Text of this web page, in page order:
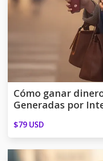
Cómo ganar
Generadas por
$79 USD